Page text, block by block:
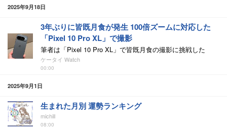
2025年9月18日
3年ぶりに皆既月食が発生 100倍ズームに対応した
「Pixel 10 Pro XL」で撮影
筆者は「Pixel 10 Pro XL」で皆既月食の撮影に挑戦した
ケータイ Watch
00:00
2025年9月1日
生まれた月別 運勢ランキング
michill
08:00